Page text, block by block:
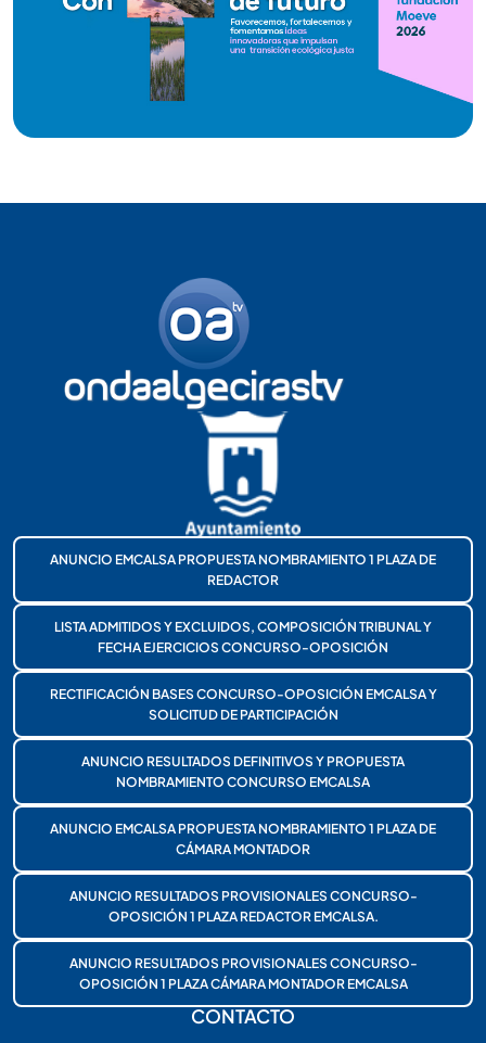
ANUNCIO EMCALSA PROPUESTA NOMBRAMIENTO 1 PLAZA DE
REDACTOR
LISTA ADMITIDOS Y EXCLUIDOS, COMPOSICIÓN TRIBUNAL Y
FECHA EJERCICIOS CONCURSO-OPOSICIÓN
RECTIFICACIÓN BASES CONCURSO-OPOSICIÓN EMCALSA Y
SOLICITUD DE PARTICIPACIÓN
ANUNCIO RESULTADOS DEFINITIVOS Y PROPUESTA
NOMBRAMIENTO CONCURSO EMCALSA
ANUNCIO EMCALSA PROPUESTA NOMBRAMIENTO 1 PLAZA DE
CÁMARA MONTADOR
ANUNCIO RESULTADOS PROVISIONALES CONCURSO-
OPOSICIÓN 1 PLAZA REDACTOR EMCALSA.
ANUNCIO RESULTADOS PROVISIONALES CONCURSO-
OPOSICIÓN 1 PLAZA CÁMARA MONTADOR EMCALSA
CONTACTO